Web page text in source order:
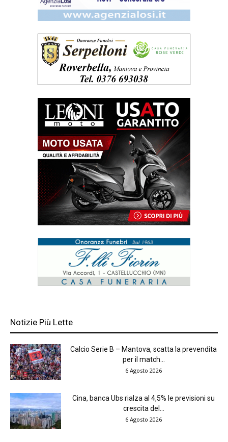
Notizie Più Lette
Calcio Serie B – Mantova, scatta la prevendita
per il match...
6 Agosto 2026
Cina, banca Ubs rialza al 4,5% le previsioni su
crescita del...
6 Agosto 2026